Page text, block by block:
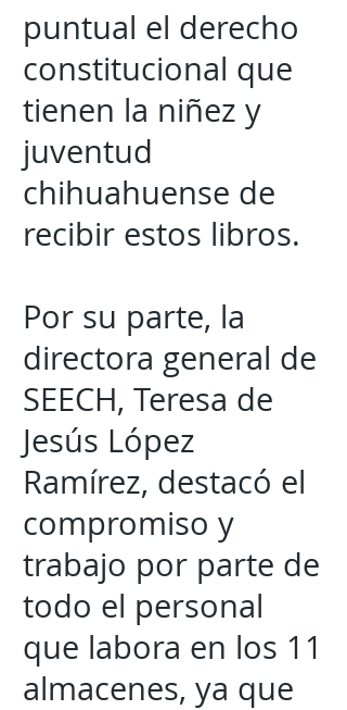
puntual el derecho
constitucional que
tienen la niñez y
juventud
chihuahuense de
recibir estos libros.
Por su parte, la
directora general de
SEECH, Teresa de
Jesús López
Ramírez, destacó el
compromiso y
trabajo por parte de
todo el personal
que labora en los 11
almacenes, ya que